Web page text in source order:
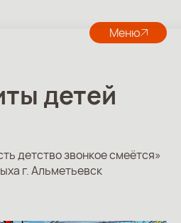
Меню
детей
детство звонкое смеётся»
г. Альметьевск